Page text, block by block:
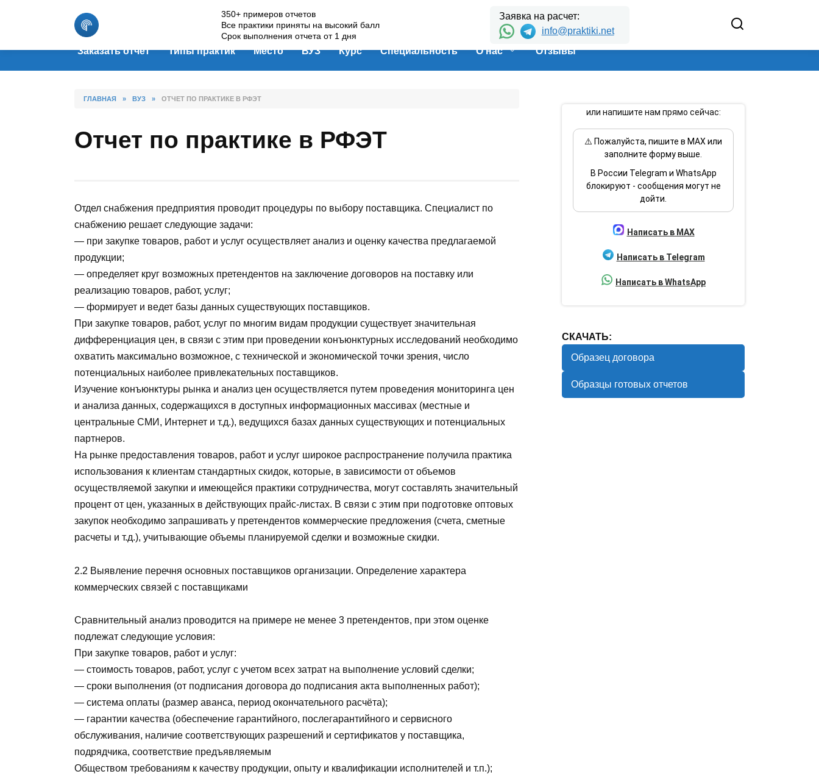
350+ примеров отчетов
Все практики приняты на высокий балл
Срок выполнения отчета от 1 дня
Заявка на расчет:
info@praktiki.net
Заказать отчет
Типы практик Место ВУЗ Курс Специальность О нас Отзывы
ГЛАВНАЯ » ВУЗ » ОТЧЕТ ПО ПРАКТИКЕ В РФЭТ
Отчет по практике в РФЭТ
Отдел снабжения предприятия проводит процедуры по выбору поставщика. Специалист по
снабжению решает следующие задачи:
— при закупке товаров, работ и услуг осуществляет анализ и оценку качества предлагаемой
продукции;
— определяет круг возможных претендентов на заключение договоров на поставку или
реализацию товаров, работ, услуг;
— формирует и ведет базы данных существующих поставщиков.
При закупке товаров, работ, услуг по многим видам продукции существует значительная
дифференциация цен, в связи с этим при проведении конъюнктурных исследований необходимо
охватить максимально возможное, с технической и экономической точки зрения, число
потенциальных наиболее привлекательных поставщиков.
Изучение конъюнктуры рынка и анализ цен осуществляется путем проведения мониторинга цен
и анализа данных, содержащихся в доступных информационных массивах (местные и
центральные СМИ, Интернет и т.д.), ведущихся базах данных существующих и потенциальных
партнеров.
На рынке предоставления товаров, работ и услуг широкое распространение получила практика
использования к клиентам стандартных скидок, которые, в зависимости от объемов
осуществляемой закупки и имеющейся практики сотрудничества, могут составлять значительный
процент от цен, указанных в действующих прайс-листах. В связи с этим при подготовке оптовых
закупок необходимо запрашивать у претендентов коммерческие предложения (счета, сметные
расчеты и т.д.), учитывающие объемы планируемой сделки и возможные скидки.
2.2 Выявление перечня основных поставщиков организации. Определение характера
коммерческих связей с поставщиками
Сравнительный анализ проводится на примере не менее 3 претендентов, при этом оценке
подлежат следующие условия:
При закупке товаров, работ и услуг:
— стоимость товаров, работ, услуг с учетом всех затрат на выполнение условий сделки;
— сроки выполнения (от подписания договора до подписания акта выполненных работ);
— система оплаты (размер аванса, период окончательного расчёта);
— гарантии качества (обеспечение гарантийного, послегарантийного и сервисного
обслуживания, наличие соответствующих разрешений и сертификатов у поставщика,
подрядчика, соответствие предъявляемым
Обществом требованиям к качеству продукции, опыту и квалификации исполнителей и т.п.);
или напишите нам прямо сейчас:
⚠️ Пожалуйста, пишите в MAX или
заполните форму выше.
В России Telegram и WhatsApp
блокируют - сообщения могут не
дойти.
Написать в MAX
Написать в Telegram
Написать в WhatsApp
СКАЧАТЬ:
Образец договора
Образцы готовых отчетов